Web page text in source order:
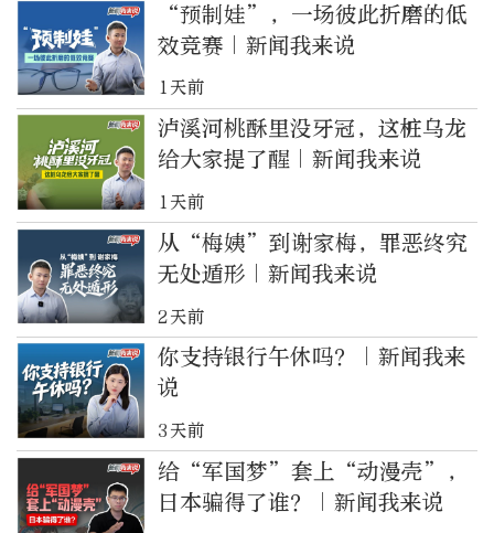
“预制娃”，一场彼此折磨的低
效竞赛｜新闻我来说
1天前
泸溪河桃酥里没牙冠，这桩乌龙
给大家提了醒｜新闻我来说
1天前
从“梅姨”到谢家梅，罪恶终究
无处遁形｜新闻我来说
2天前
你支持银行午休吗？｜新闻我来
说
3天前
给“军国梦”套上“动漫壳”，
日本骗得了谁？｜新闻我来说